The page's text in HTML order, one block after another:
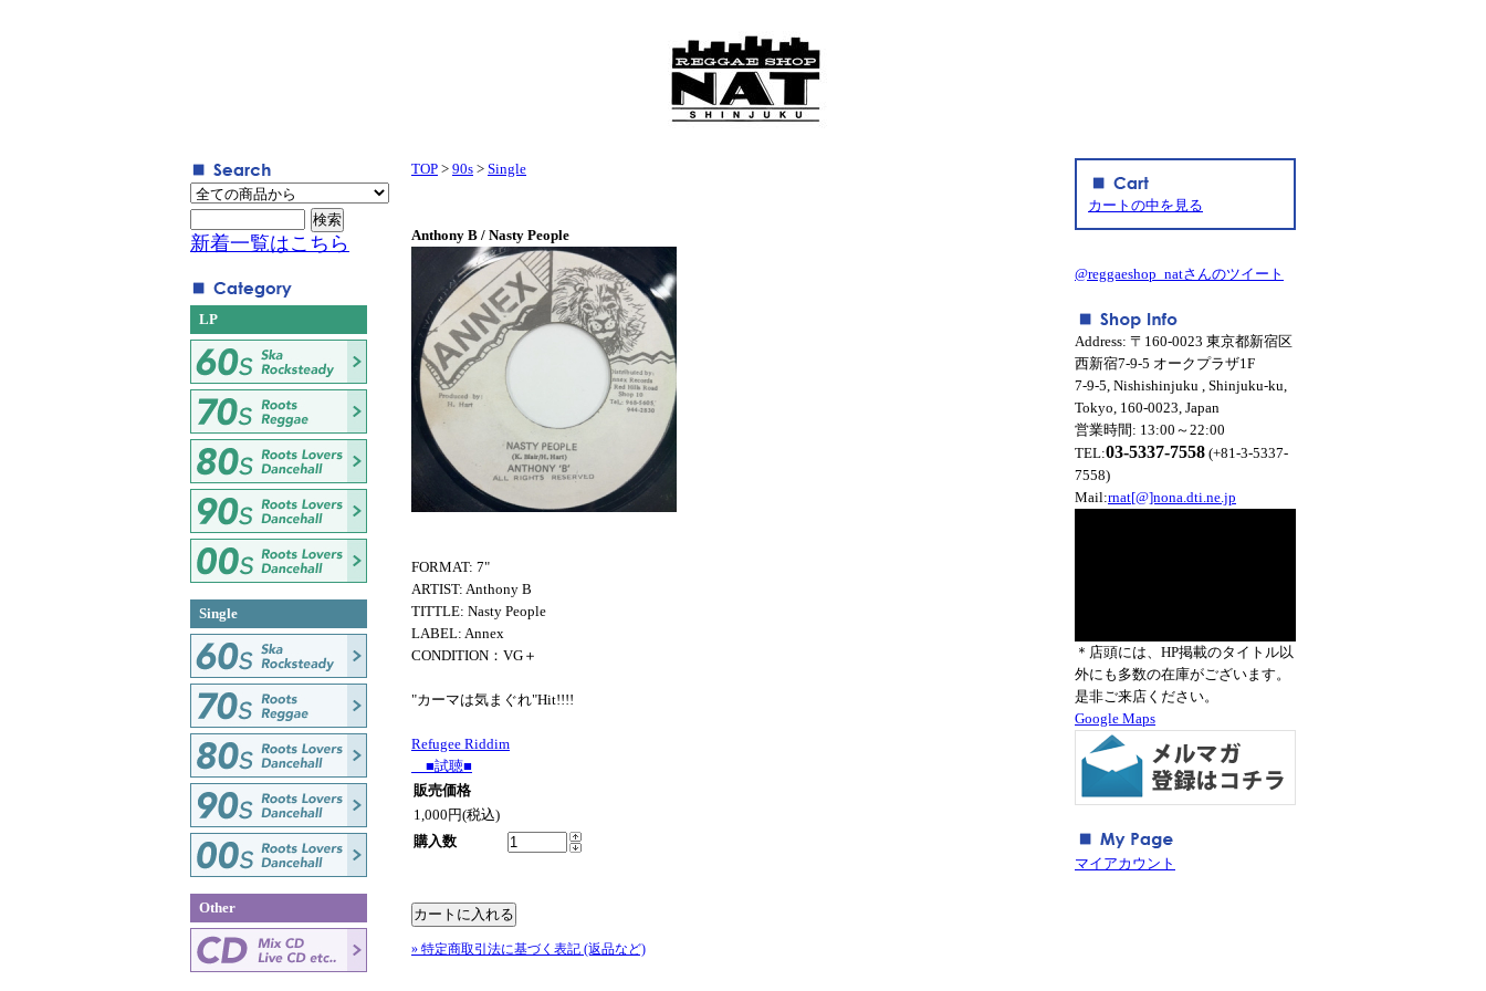
TOP > 90s > Single
Anthony B / Nasty People
FORMAT: 7"
ARTIST: Anthony B
TITTLE: Nasty People
LABEL: Annex
CONDITION：VG＋
"カーマは気まぐれ"Hit!!!!
Refugee Riddim
■試聴■
販売価格
1,000円(税込)
購入数
» 特定商取引法に基づく表記 (返品など)
新着一覧はこちら
LP
Single
Other
カートの中を見る
@reggaeshop_natさんのツイート
Address: 〒160-0023 東京都新宿区
西新宿7-9-5 オークプラザ1F
7-9-5, Nishishinjuku , Shinjuku-ku,
Tokyo, 160-0023, Japan
営業時間: 13:00～22:00
TEL:03-5337-7558 (+81-3-5337-
7558)
Mail:rnat[@]nona.dti.ne.jp
＊店頭には、HP掲載のタイトル以
外にも多数の在庫がございます。
是非ご来店ください。
Google Maps
マイアカウント